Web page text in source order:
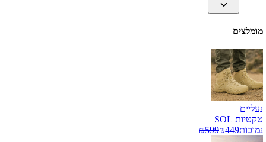
מומלצים
נעליים
טקטיות SOL
נמוכות
₪449
₪599